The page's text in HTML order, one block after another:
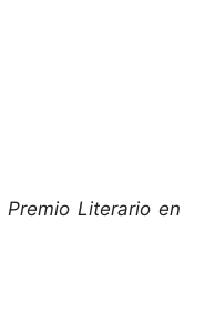
Premio Literario en